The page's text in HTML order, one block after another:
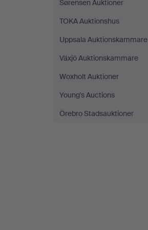
Sørensen Auktioner
TOKA Auktionshus
Uppsala Auktionskammare
Växjö Auktionskammare
Woxholt Auktioner
Young's Auctions
Örebro Stadsauktioner